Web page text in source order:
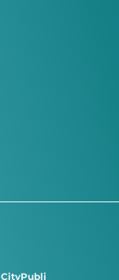
CityPubli